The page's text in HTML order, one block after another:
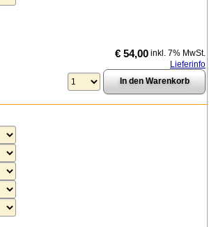
€ 54,00 inkl. 7% MwSt.
Lieferinfo